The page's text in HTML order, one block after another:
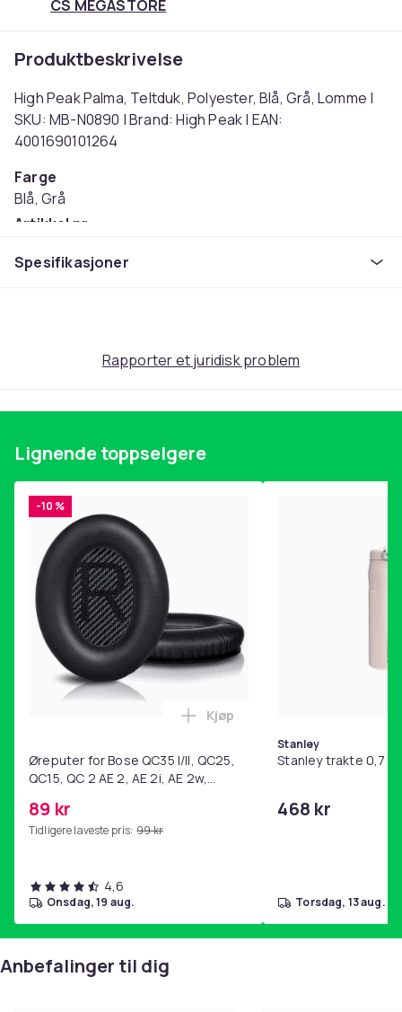
CS MEGASTORE
Produktbeskrivelse
High Peak Palma, Teltduk, Polyester, Blå, Grå, Lomme |
SKU: MB-N0890 | Brand: High Peak | EAN:
4001690101264
Farge
Blå, Grå
Artikkel nr.
Spesifikasjoner
Rapporter et juridisk problem
Lignende toppselgere
-10 %
Øreputer for Bose QC35 I/II, QC25,
QC15, QC 2 AE 2, AE 2i, AE 2w,
89 kr
Tidligere laveste pris: 99 kr
Legg Øreputer for Bose QC35
Kjøp
4,6
onsdag, 19 aug.
Stanley
Stanley trakte 0,7 l,
468 kr
torsdag, 13 aug.
Anbefalinger til dig